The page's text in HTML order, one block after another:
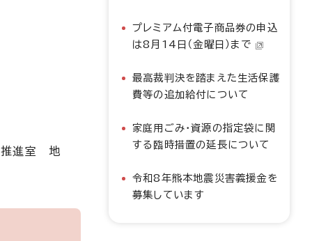
推進室 地
プレミアム付電子商品券の申込
は8月14日（金曜日）まで
最高裁判決を踏まえた生活保護
費等の追加給付について
家庭用ごみ・資源の指定袋に関
する臨時措置の延長について
令和8年熊本地震災害義援金を
募集しています